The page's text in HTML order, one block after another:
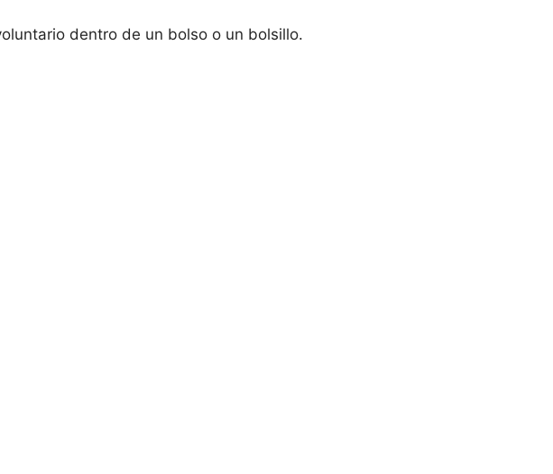
dentro de un bolso o un bolsillo.